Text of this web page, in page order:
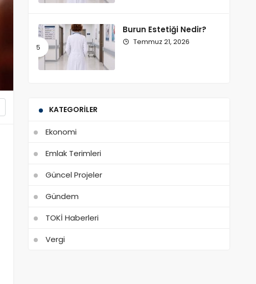
Burun Estetiği Nedir?
Temmuz 21, 2026
KATEGORILER
Ekonomi
Emlak Terimleri
Güncel Projeler
Gündem
TOKİ Haberleri
Vergi